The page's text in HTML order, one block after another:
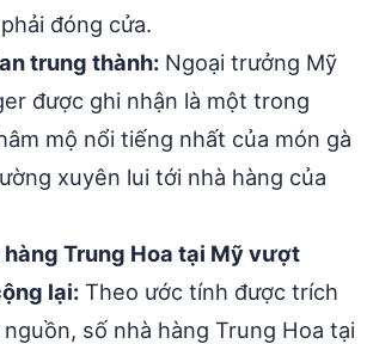
đóng cửa.
trung thành: Ngoại trưởng Mỹ
được ghi nhận là một trong
mộ nổi tiếng nhất của món gà
xuyên lui tới nhà hàng của
Trung Hoa tại Mỹ vượt
lại: Theo ước tính được trích
số nhà hàng Trung Hoa tại